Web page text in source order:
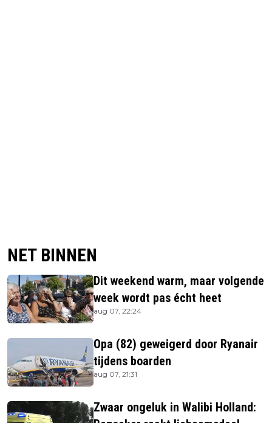
NET BINNEN
Dit weekend warm, maar volgende
week wordt pas écht heet
aug 07, 22:24
Opa (82) geweigerd door Ryanair
tijdens boarden
aug 07, 21:31
Zwaar ongeluk in Walibi Holland: